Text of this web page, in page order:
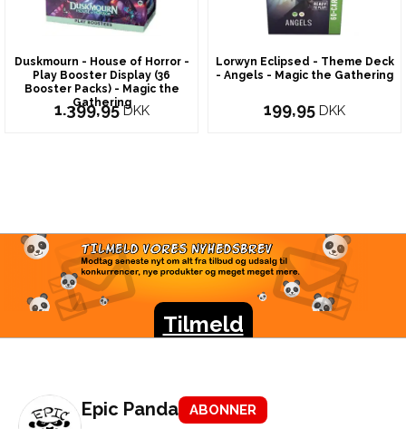
Duskmourn - House of Horror -
Play Booster Display (36
Booster Packs) - Magic the
Gathering
1.399,95DKK
Lorwyn Eclipsed - Theme Deck
- Angels - Magic the Gathering
199,95 DKK
TILMELD VORES
NYHEDSBREV
Modtag seneste nyt om alt fra tilbud og udsalg til
konkurrencer, nye produkter og meget meget mere.
Tilmeld
Epic Panda ABONNER